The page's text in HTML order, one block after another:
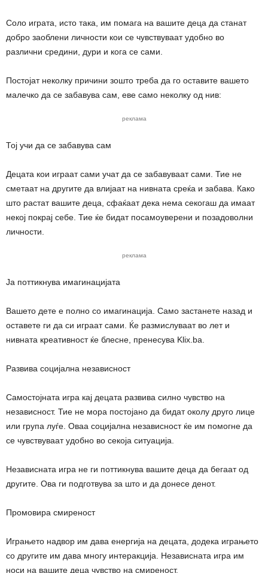
Соло играта, исто така, им помага на вашите деца да станат
добро заоблени личности кои се чувствуваат удобно во
различни средини, дури и кога се сами.
Постојат неколку причини зошто треба да го оставите вашето
малечко да се забавува сам, еве само неколку од нив:
реклама
Тој учи да се забавува сам
Децата кои играат сами учат да се забавуваат сами. Тие не
сметаат на другите да влијаат на нивната среќа и забава. Како
што растат вашите деца, сфаќаат дека нема секогаш да имаат
некој покрај себе. Тие ќе бидат посамоуверени и позадоволни
личности.
реклама
Ја поттикнува имагинацијата
Вашето дете е полно со имагинација. Само застанете назад и
оставете ги да си играат сами. Ќе размислуваат во лет и
нивната креативност ќе блесне, пренесува Klix.ba.
Развива социјална независност
Самостојната игра кај децата развива силно чувство на
независност. Тие не мора постојано да бидат околу друго лице
или група луѓе. Оваа социјална независност ќе им помогне да
се чувствуваат удобно во секоја ситуација.
Независната игра не ги поттикнува вашите деца да бегаат од
другите. Ова ги подготвува за што и да донесе денот.
Промовира смиреност
Играњето надвор им дава енергија на децата, додека играњето
со другите им дава многу интеракција. Независната игра им
носи на вашите деца чувство на смиреност.